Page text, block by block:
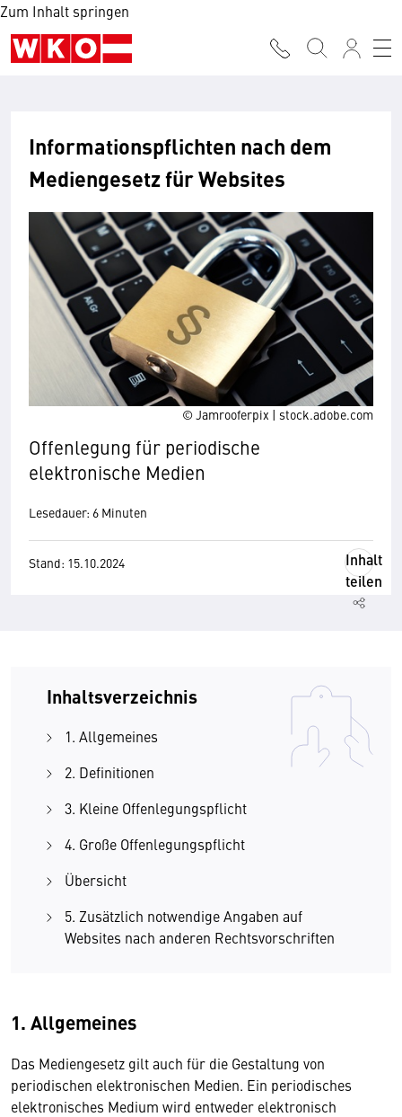
Zum Inhalt springen
© Jamrooferpix | stock.adobe.com
Informationspflichten nach dem
Mediengesetz für Websites
Offenlegung für periodische
elektronische Medien
Lesedauer: 6 Minuten
Stand: 15.10.2024
Inhalt
teilen
Inhaltsverzeichnis
1. Allgemeines
2. Definitionen
3. Kleine Offenlegungspflicht
4. Große Offenlegungspflicht
Übersicht
5. Zusätzlich notwendige Angaben auf
Websites nach anderen Rechtsvorschriften
1. Allgemeines
Das Mediengesetz gilt auch für die Gestaltung von
periodischen elektronischen Medien. Ein periodisches
elektronisches Medium wird entweder elektronisch